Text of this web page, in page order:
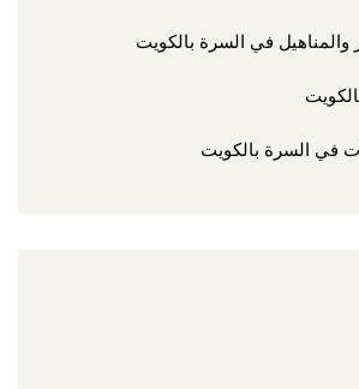
والمناهيل في السرة بالكويت
في السرة بالكويت